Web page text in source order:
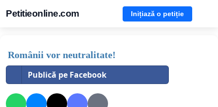
Petitieonline.com Inițiază o petiție
Românii vor neutralitate!
Publică pe Facebook